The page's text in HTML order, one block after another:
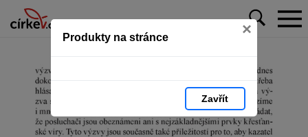
Produkty na stránce ×
Zavřít